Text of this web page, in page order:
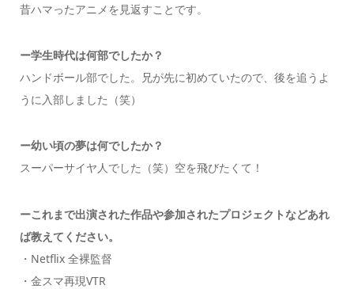
昔ハマったアニメを見返すことです。
ー学生時代は何部でしたか？
ハンドボール部でした。兄が先に初めていたので、後を追うよ
うに入部しました（笑）
ー幼い頃の夢は何でしたか？
スーパーサイヤ人でした（笑）空を飛びたくて！
ーこれまで出演された作品や参加されたプロジェクトなどあれ
ば教えてください。
・Netflix 全裸監督
・金スマ再現VTR